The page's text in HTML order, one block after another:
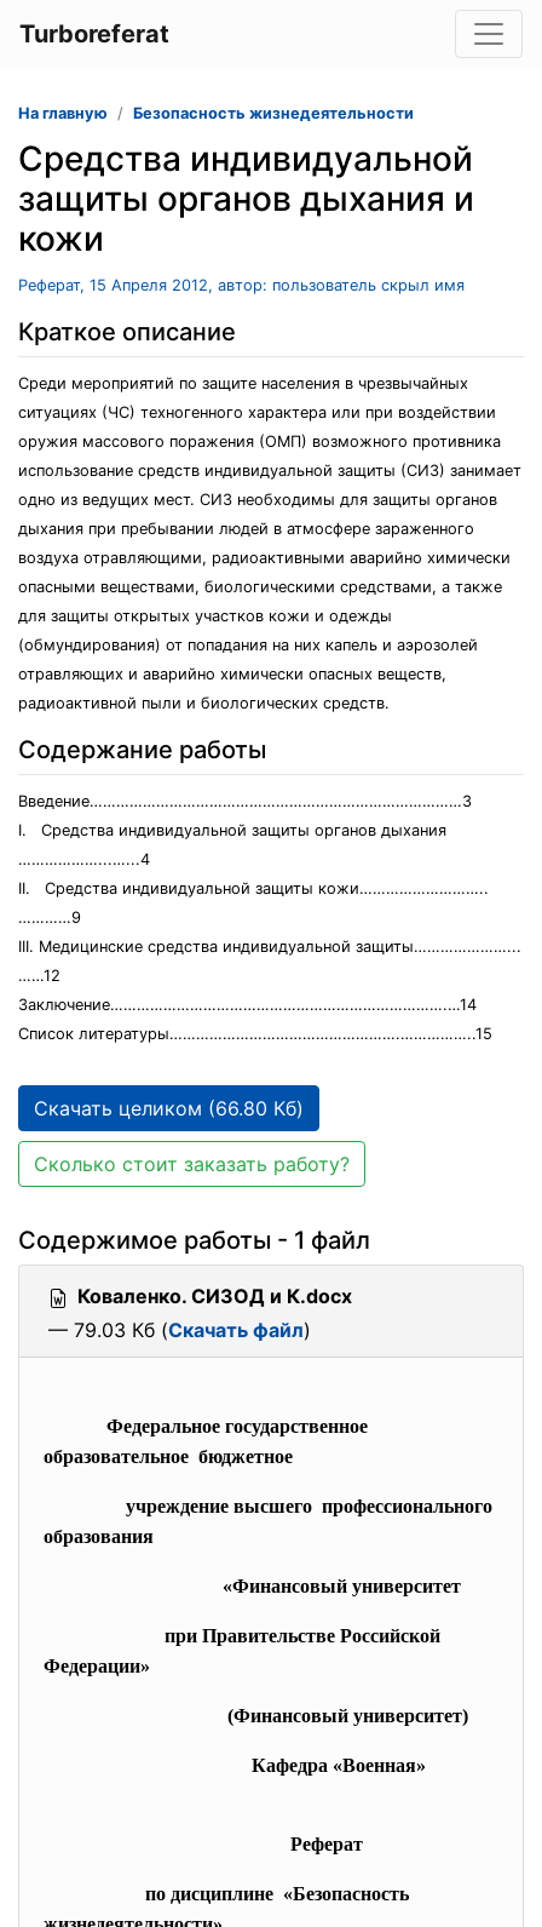
Turboreferat
На главную Безопасность жизнедеятельности
Средства индивидуальной
защиты органов дыхания и
кожи
Реферат, 15 Апреля 2012, автор: пользователь скрыл имя
Краткое описание
Среди мероприятий по защите населения в чрезвычайных
ситуациях (ЧС) техногенного характера или при воздействии
оружия массового поражения (ОМП) возможного противника
использование средств индивидуальной защиты (СИЗ) занимает
одно из ведущих мест. СИЗ необходимы для защиты органов
дыхания при пребывании людей в атмосфере зараженного
воздуха отравляющими, радиоактивными аварийно химически
опасными веществами, биологическими средствами, а также
для защиты открытых участков кожи и одежды
(обмундирования) от попадания на них капель и аэрозолей
отравляющих и аварийно химически опасных веществ,
радиоактивной пыли и биологических средств.
Содержание работы
Введение…………………………………………………………………………3
I. Средства индивидуальной защиты органов дыхания
………………...…...4
II. Средства индивидуальной защиты кожи………………………..
…………9
III. Медицинские средства индивидуальной защиты…………………...
……12
Заключение………………………………………………………………….…14
Список литературы…………………………………………….……………..15
Скачать целиком (66.80 Кб)
Сколько стоит заказать работу?
Содержимое работы - 1 файл
Коваленко. СИЗОД и К.docx
— 79.03 Кб (Скачать файл)
Федеральное государственное
образовательное бюджетное
учреждение высшего профессионального
образования
«Финансовый университет
при Правительстве Российской
Федерации»
(Финансовый университет)
Кафедра «Военная»
Реферат
по дисциплине «Безопасность